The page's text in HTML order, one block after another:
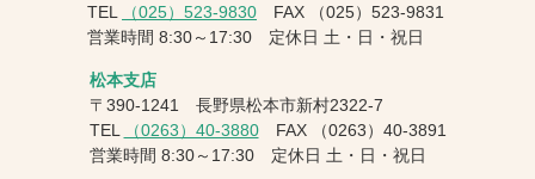
TEL
（025）523-9830 FAX
（025）523-9831
営業時間 8:30～17:30 定休日 土・日・祝日
松本支店
〒390-1241 長野県松本市新村2322-7
TEL
（0263）40-3880FAX
（0263）40-3891
営業時間 8:30～17:30 定休日 土・日・祝日